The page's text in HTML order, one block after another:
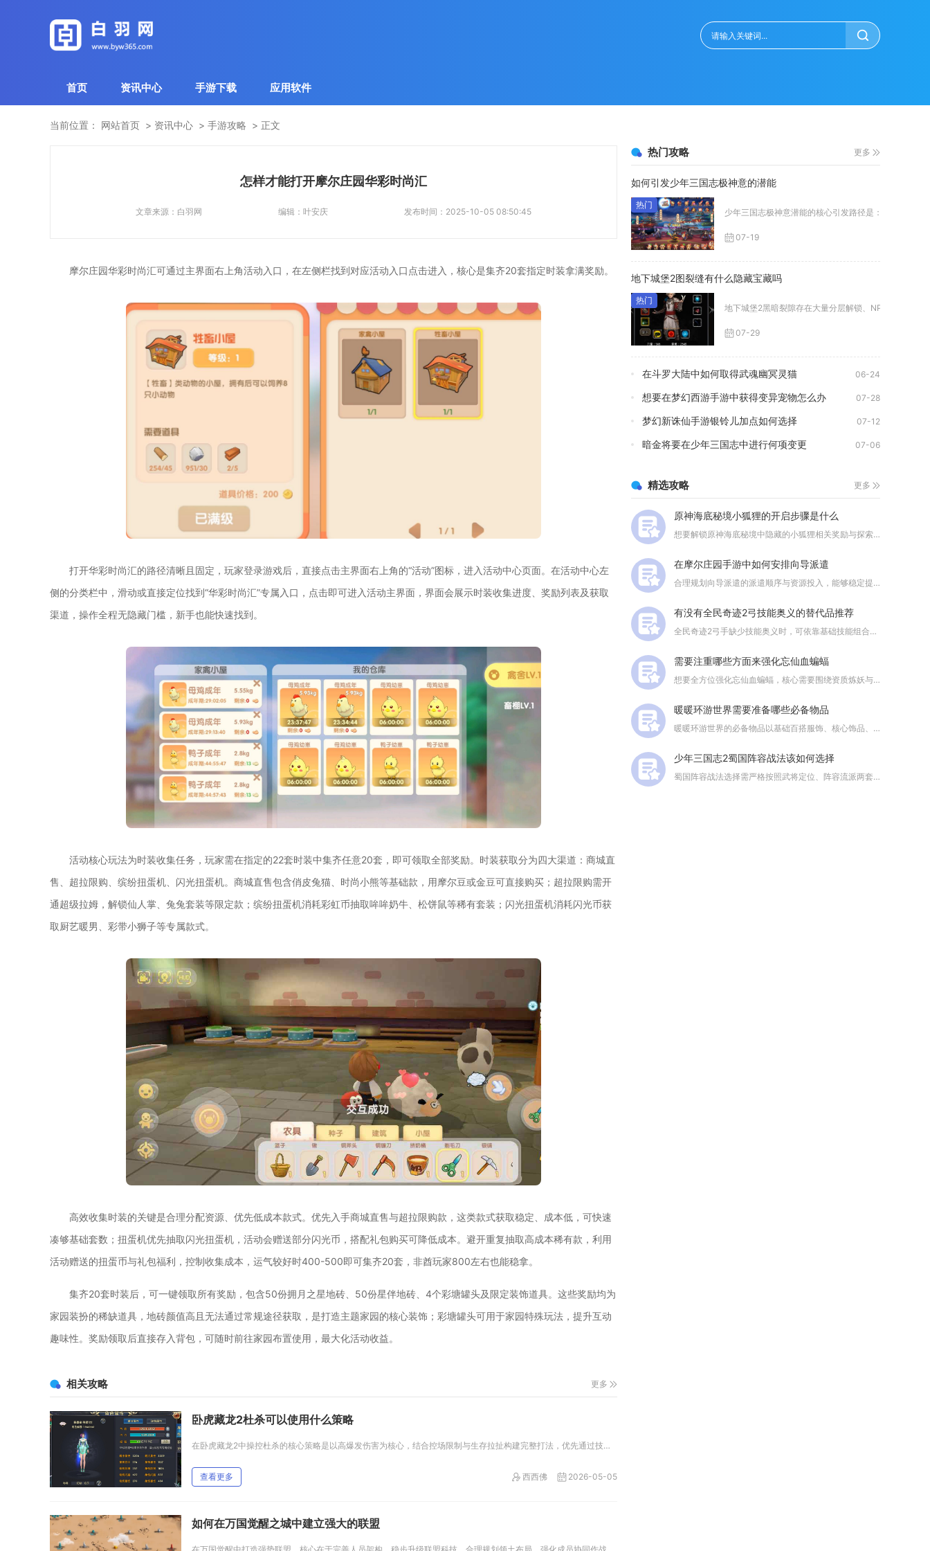
首页 资讯中心 手游下载 应用软件
当前位置： 网站首页 资讯中心 手游攻略 正文
怎样才能打开摩尔庄园华彩时尚汇
文章来源： 白羽网 编辑： 叶安庆 发布时间： 2025-10-05 08:50:45
摩尔庄园华彩时尚汇可通过主界面右上角活动入口，在左侧栏找到对应活动入口点击进入，核心是集齐20套指定时装拿满奖励。
打开华彩时尚汇的路径清晰且固定，玩家登录游戏后，直接点击主界面右上角的“活动”图标，进入活动中心页面。在活动中心左
侧的分类栏中，滑动或直接定位找到“华彩时尚汇”专属入口，点击即可进入活动主界面，界面会展示时装收集进度、奖励列表及获取
渠道，操作全程无隐藏门槛，新手也能快速找到。
活动核心玩法为时装收集任务，玩家需在指定的22套时装中集齐任意20套，即可领取全部奖励。时装获取分为四大渠道：商城直
售、超拉限购、缤纷扭蛋机、闪光扭蛋机。商城直售包含俏皮兔猫、时尚小熊等基础款，用摩尔豆或金豆可直接购买；超拉限购需开
通超级拉姆，解锁仙人掌、兔兔套装等限定款；缤纷扭蛋机消耗彩虹币抽取哞哞奶牛、松饼鼠等稀有套装；闪光扭蛋机消耗闪光币获
取厨艺暖男、彩带小狮子等专属款式。
高效收集时装的关键是合理分配资源、优先低成本款式。优先入手商城直售与超拉限购款，这类款式获取稳定、成本低，可快速
凑够基础套数；扭蛋机优先抽取闪光扭蛋机，活动会赠送部分闪光币，搭配礼包购买可降低成本。避开重复抽取高成本稀有款，利用
活动赠送的扭蛋币与礼包福利，控制收集成本，运气较好时400-500即可集齐20套，非酋玩家800左右也能稳拿。
集齐20套时装后，可一键领取所有奖励，包含50份拥月之星地砖、50份星伴地砖、4个彩塘罐头及限定装饰道具。这些奖励均为
家园装扮的稀缺道具，地砖颜值高且无法通过常规途径获取，是打造主题家园的核心装饰；彩塘罐头可用于家园特殊玩法，提升互动
趣味性。奖励领取后直接存入背包，可随时前往家园布置使用，最大化活动收益。
相关攻略 更多
卧虎藏龙2杜杀可以使用什么策略
在卧虎藏龙2中操控杜杀的核心策略是以高爆发伤害为核心，结合控场限制与生存拉扯构建完整打法，优先通过技能连招打满爆发伤害，...
查看更多 西西佛 2026-05-05
如何在万国觉醒之城中建立强大的联盟
热门攻略 更多
如何引发少年三国志极神意的潜能
少年三国志极神意潜能的核心引发路径是：暗金武将升
07-19
地下城堡2图裂缝有什么隐藏宝藏吗
地下城堡2黑暗裂隙存在大量分层解锁、NPC支线、隐
07-29
在斗罗大陆中如何取得武魂幽冥灵猫 06-24
想要在梦幻西游手游中获得变异宠物怎么办 07-28
梦幻新诛仙手游银铃儿加点如何选择 07-12
暗金将要在少年三国志中进行何项变更 07-06
精选攻略 更多
原神海底秘境小狐狸的开启步骤是什么
想要解锁原神海底秘境中隐藏的小狐狸相关奖励与探索内容，核心步...
在摩尔庄园手游中如何安排向导派遣
合理规划向导派遣的派遣顺序与资源投入，能够稳定提升向导等级、...
有没有全民奇迹2弓技能奥义的替代品推荐
全民奇迹2弓手缺少技能奥义时，可依靠基础技能组合、天赋加成、...
需要注重哪些方面来强化忘仙血蝙蝠
想要全方位强化忘仙血蝙蝠，核心需要围绕资质炼妖与成长定型、悟...
暖暖环游世界需要准备哪些必备物品
暖暖环游世界的必备物品以基础百搭服饰、核心饰品、功能型外套与...
少年三国志2蜀国阵容战法该如何选择
蜀国阵容战法选择需严格按照武将定位、阵容流派两套标准划分，烈...